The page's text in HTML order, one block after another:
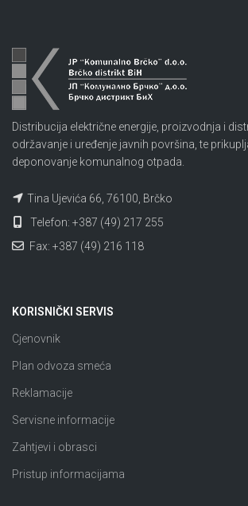
Distribucija električne energije, proizvodnja i
održavanje i uređenje javnih površina, te
deponovanje komunalnog otpada.
Tina Ujevića 66, 76100, Brčko
Telefon: +387 (49) 217 255
Fax: +387 (49) 216 118
KORISNIČKI SERVIS
Cjenovnik
Plan odvoza smeća
Reklamacije
Servisne informacije
Zahtjevi i obrasci
Pristup informacijama